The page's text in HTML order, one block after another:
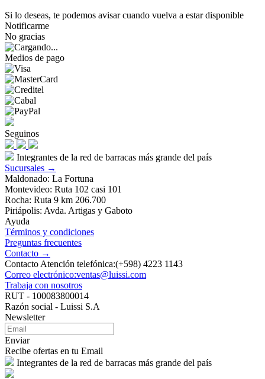
Si lo deseas, te podemos avisar cuando vuelva a estar disponible
Notificarme
No gracias
Medios de pago
Seguinos
Integrantes de la red de barracas más grande del país
Sucursales →
Maldonado: La Fortuna
Montevideo: Ruta 102 casi 101
Rocha: Ruta 9 km 206.700
Piriápolis: Avda. Artigas y Gaboto
Ayuda
Términos y condiciones
Preguntas frecuentes
Contacto →
Contacto Atención telefónica:(+598) 4223 1143
Correo electrónico:ventas@luissi.com
Trabaja con nosotros
RUT - 100083800014
Razón social - Luissi S.A
Newsletter
Enviar
Recibe ofertas en tu Email
Integrantes de la red de barracas más grande del país